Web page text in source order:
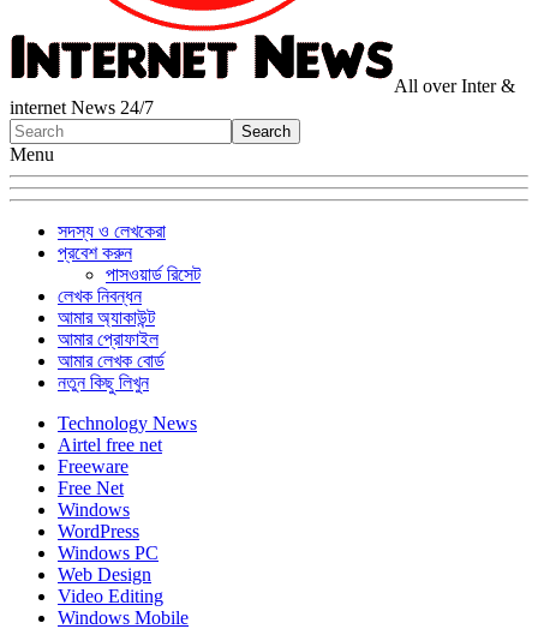
All over Inter &
internet News 24/7
Menu
সদস্য ও লেখকেরা
প্রবেশ করুন
পাসওয়ার্ড রিসেট
লেখক নিবন্ধন
আমার অ্যাকাউন্ট
আমার প্রোফাইল
আমার লেখক বোর্ড
নতুন কিছু লিখুন
Technology News
Airtel free net
Freeware
Free Net
Windows
WordPress
Windows PC
Web Design
Video Editing
Windows Mobile